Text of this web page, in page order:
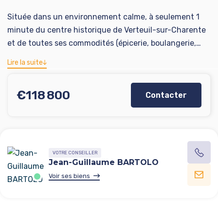
Située dans un environnement calme, à seulement 1
minute du centre historique de Verteuil-sur-Charente
et de toutes ses commodités (épicerie, boulangerie,
primaire, service postal), cette maison de plain-pied de
88 m², construite dans les années 80, offre un cadre de
vie pratique et agréable.
Intérieur
Lire la suite
€118 800 Contacter
VOTRE CONSEILLER
Jean-Guillaume BARTOLO
Voir ses biens